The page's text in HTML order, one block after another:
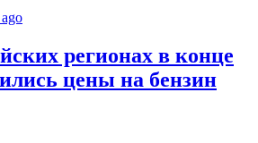
регионах в конце
цены на бензин